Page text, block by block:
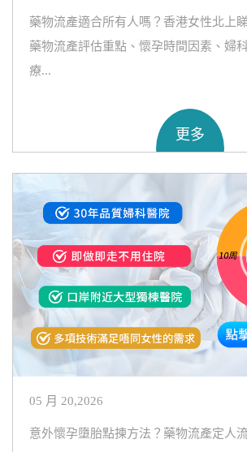
藥物流產適合所有人嗎？香港女性北上
藥物流產評估重點、懷孕時間因素、婦
療...
更多
05 月 20,2026
意外懷孕墮胎點揀方法？藥物流產定人